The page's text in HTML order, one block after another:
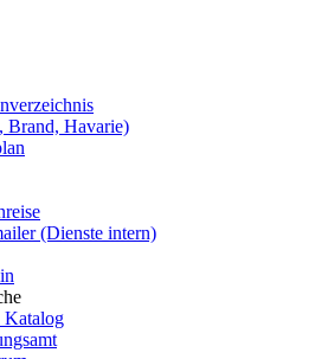
Havarie)
(Dienste intern)